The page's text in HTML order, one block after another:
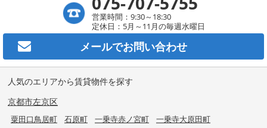
営業時間：9:30～18:30
定休日：5月～11月の毎週水曜日
メールでお問い合わせ
人気のエリアから賃貸物件を探す
京都市左京区
粟田口鳥居町 石原町 一乗寺赤ノ宮町 一乗寺大原田町